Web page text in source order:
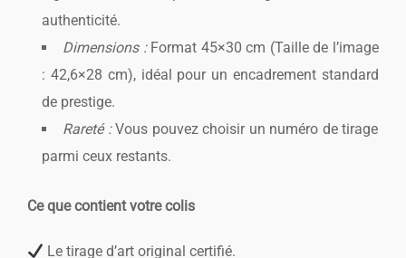
authenticité.
Dimensions : Format 45×30 cm (Taille de l’image
: 42,6×28 cm), idéal pour un encadrement standard
de prestige.
Rareté :Vous pouvez choisir un numéro de tirage
parmi ceux restants.
Ce que contient votre colis
Le tirage d’art original certifié.